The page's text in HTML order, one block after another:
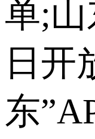
单;山
日开
东